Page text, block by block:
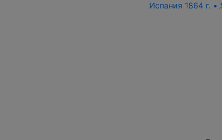
Испания 1864 г. •